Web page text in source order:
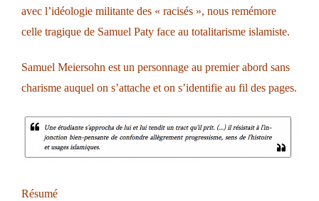
avec l’idéologie militante des « racisés », nous remémore
celle tragique de Samuel Paty face au totalitarisme islamiste.
Samuel Meiersohn est un personnage au premier abord sans
charisme auquel on s’attache et on s’identifie au fil des pages.
Résumé